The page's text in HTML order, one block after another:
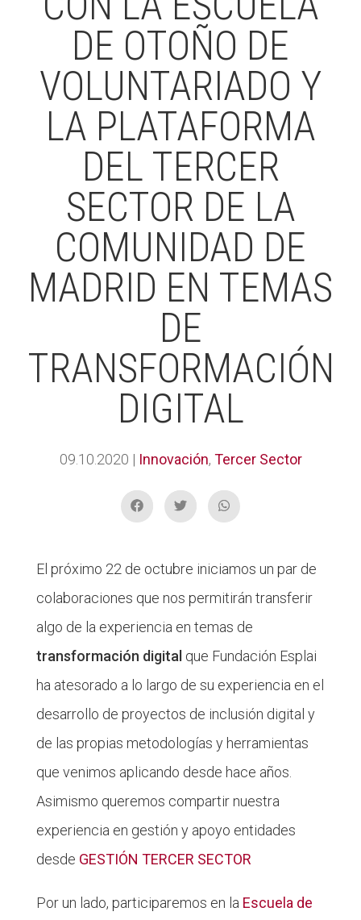
DE OTOÑO DE
VOLUNTARIADO Y
LA PLATAFORMA
DEL TERCER
SECTOR DE LA
COMUNIDAD DE
MADRID EN TEMAS
DE
TRANSFORMACIÓN
DIGITAL
09.10.2020 | Innovación, Tercer Sector
El próximo 22 de octubre iniciamos un par de
colaboraciones que nos permitirán transferir
algo de la experiencia en temas de
transformación digital que Fundación Esplai
ha atesorado a lo largo de su experiencia en el
desarrollo de proyectos de inclusión digital y
de las propias metodologías y herramientas
que venimos aplicando desde hace años.
Asimismo queremos compartir nuestra
experiencia en gestión y apoyo entidades
desde GESTIÓN TERCER SECTOR
Por un lado, participaremos en la Escuela de